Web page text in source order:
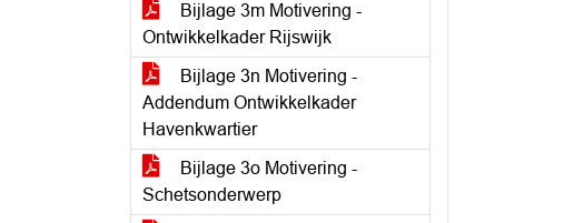
Bijlage 3m Motivering -
Ontwikkelkader Rijswijk
Bijlage 3n Motivering -
Addendum Ontwikkelkader
Havenkwartier
Bijlage 3o Motivering -
Schetsonderwerp